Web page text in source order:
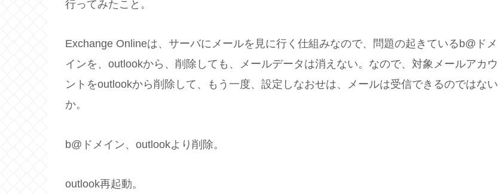
行ってみたこと。
Exchange Onlineは、サーバにメールを見に行く仕組みなので、問題の起きているb@ドメ
インを、outlookから、削除しても、メールデータは消えない。なので、対象メールアカウ
ントをoutlookから削除して、もう一度、設定しなおせは、メールは受信できるのではない
か。
b@ドメイン、outlookより削除。
outlook再起動。